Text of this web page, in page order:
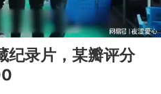
05:31
纪录片，某瓣评分